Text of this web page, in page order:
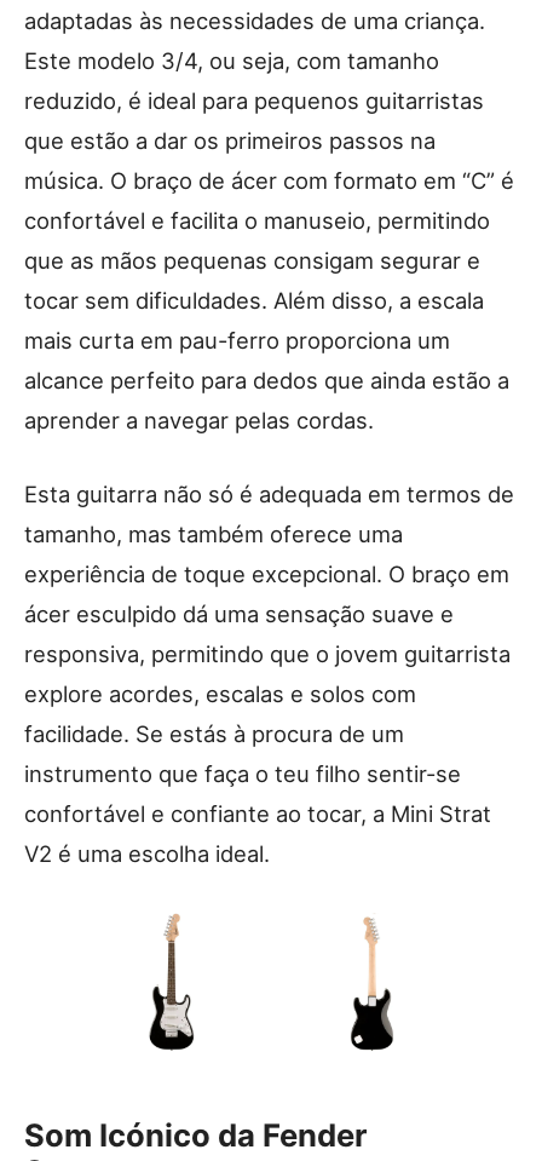
adaptadas às necessidades de uma criança.
Este modelo 3/4, ou seja, com tamanho
reduzido, é ideal para pequenos guitarristas
que estão a dar os primeiros passos na
música. O braço de ácer com formato em “C” é
confortável e facilita o manuseio, permitindo
que as mãos pequenas consigam segurar e
tocar sem dificuldades. Além disso, a escala
mais curta em pau-ferro proporciona um
alcance perfeito para dedos que ainda estão a
aprender a navegar pelas cordas.
Esta guitarra não só é adequada em termos de
tamanho, mas também oferece uma
experiência de toque excepcional. O braço em
ácer esculpido dá uma sensação suave e
responsiva, permitindo que o jovem guitarrista
explore acordes, escalas e solos com
facilidade. Se estás à procura de um
instrumento que faça o teu filho sentir-se
confortável e confiante ao tocar, a Mini Strat
V2 é uma escolha ideal.
Som Icónico da Fender